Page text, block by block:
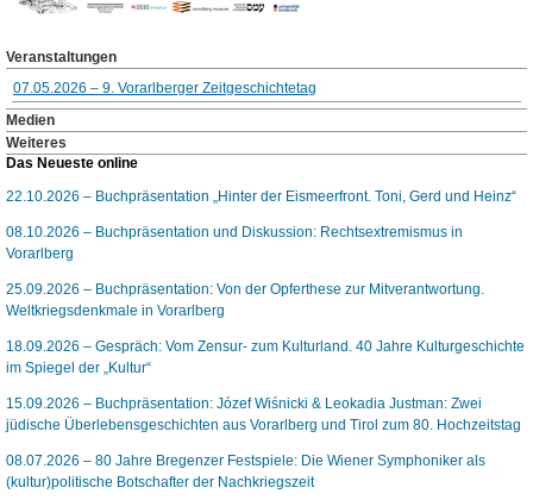
Veranstaltungen
07.05.2026 – 9. Vorarlberger Zeitgeschichtetag
Medien
Weiteres
Das Neueste online
22.10.2026 – Buchpräsentation „Hinter der Eismeerfront. Toni, Gerd und Heinz“
08.10.2026 – Buchpräsentation und Diskussion: Rechtsextremismus in
Vorarlberg
25.09.2026 – Buchpräsentation: Von der Opferthese zur Mitverantwortung.
Weltkriegsdenkmale in Vorarlberg
18.09.2026 – Gespräch: Vom Zensur- zum Kulturland. 40 Jahre Kulturgeschichte
im Spiegel der „Kultur“
15.09.2026 – Buchpräsentation: Józef Wiśnicki & Leokadia Justman: Zwei
jüdische Überlebensgeschichten aus Vorarlberg und Tirol zum 80. Hochzeitstag
08.07.2026 – 80 Jahre Bregenzer Festspiele: Die Wiener Symphoniker als
(kultur)politische Botschafter der Nachkriegszeit